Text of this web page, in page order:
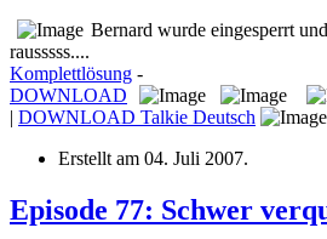
Bernard wurde eingesperrt
rausssss....
Komplettlösung -
DOWNLOAD
| DOWNLOAD Talkie Deutsch
Erstellt am 04. Juli 2007.
Episode 77: Schwer